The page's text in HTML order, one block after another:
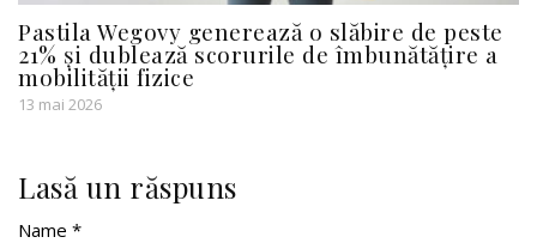
Pastila Wegovy generează o slăbire de peste
21% și dublează scorurile de îmbunătățire a
mobilității fizice
13 mai 2026
Lasă un răspuns
Name *